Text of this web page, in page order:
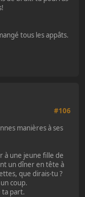
tous les appâts.
#106
manières à ses
à une jeune fille de
un dîner en tête à
que dirais-tu ?
coup.
ta part.